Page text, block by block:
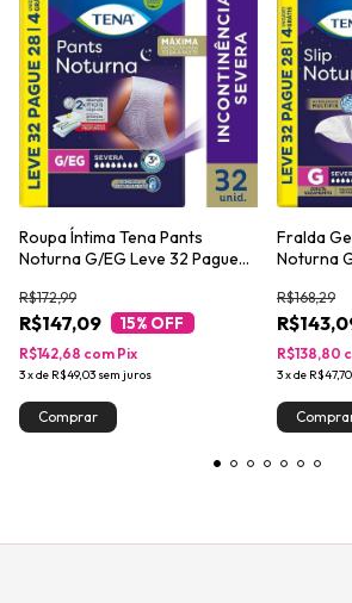
Roupa Íntima Tena Pants
Noturna G/EG Leve 32 Pague
R$147,09
R$172,99
15% OFF
3xde R$49,03 sem juros
R$142,68 com Pix
Fralda
Noturna
R$168,29
3xde R$47,70
R$138,80